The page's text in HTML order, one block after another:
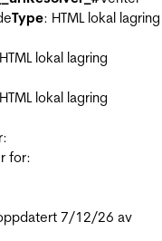
Type: HTML lokal lagring
lokal lagring
lokal lagring
for:
7/12/26 av